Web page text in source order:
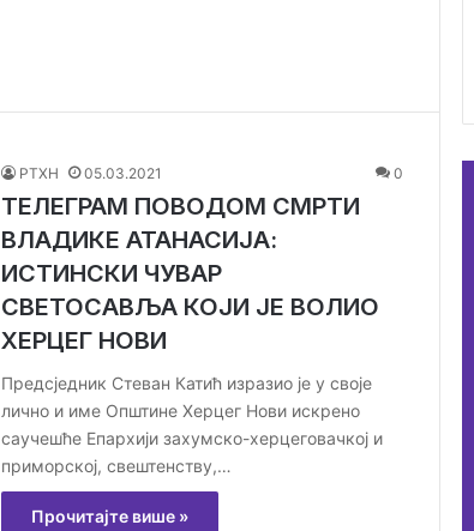
РТХН 05.03.2021 0
ТЕЛЕГРАМ ПОВОДОМ СМРТИ
ВЛАДИКЕ АТАНАСИЈА:
ИСТИНСКИ ЧУВАР
СВЕТОСАВЉА КОЈИ ЈЕ ВОЛИО
ХЕРЦЕГ НОВИ
Предсједник Стеван Катић изразио је у своје
лично и име Општине Херцег Нови искрено
саучешће Епархији захумско-херцеговачкој и
приморској, свештенству,…
Прочитајте више »